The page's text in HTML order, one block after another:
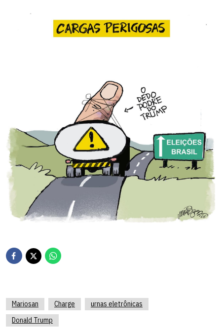
Mariosan Charge
urnas eletrônicas
Donald Trump